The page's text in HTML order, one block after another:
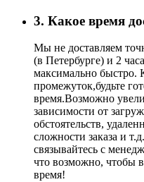
3. Какое время
Мы не доставляем
(в Петербурге) и 2
максимально быстро.
промежуток,будьте
время.​ Возможно
зависимости от
обстоятельств,
сложности заказа и
связывайтесь с
что возможно, чтобы
время!